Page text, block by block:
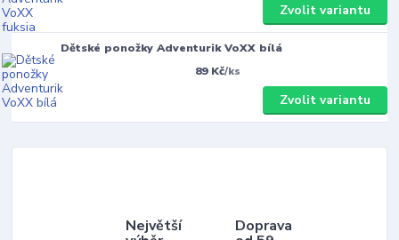
Zvolit variantu
Dětské ponožky Adventurik VoXX bílá
89 Kč/ks
Zvolit variantu
Největší Doprava